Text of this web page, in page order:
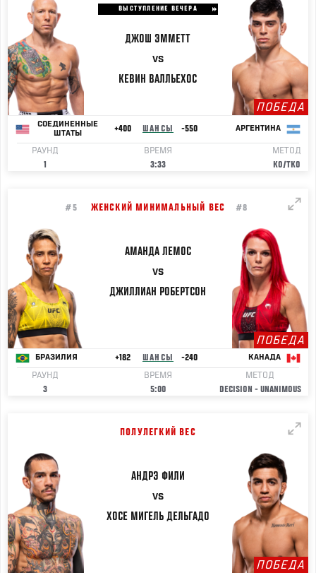
ВЫСТУПЛЕНИЕ ВЕЧЕРА
ДЖОШ ЭММЕТТ
VS
КЕВИН ВАЛЛЬЕХОС
ПОБЕДА
СОЕДИНЕННЫЕ
ШТАТЫ
+400 ШАНСЫ -550 АРГЕНТИНА
РАУНД
1
ВРЕМЯ
3:33
МЕТОД
KO/TKO
#5 ЖЕНСКИЙ МИНИМАЛЬНЫЙ ВЕС #8
АМАНДА ЛЕМОС
VS
ДЖИЛЛИАН РОБЕРТСОН
ПОБЕДА
БРАЗИЛИЯ +182 ШАНСЫ -240 КАНАДА
РАУНД
3
ВРЕМЯ
5:00
МЕТОД
DECISION - UNANIMOUS
ПОЛУЛЕГКИЙ ВЕС
АНДРЭ ФИЛИ
VS
ХОСЕ МИГЕЛЬ ДЕЛЬГАДО
ПОБЕДА